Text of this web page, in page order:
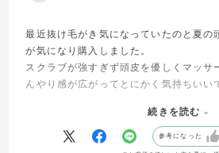
最近抜け毛がき気になっていたのと夏の
が気になり購入しました。
スクラブが強すぎず頭皮を優しくマッサ
んやり感が広がってとにかく気持ちいい
れ1本でシャンプーからトリートメント
日の時短としても手放せません。
香りも心地よいです!髪もサラサラにな
続きを読む
参考になった